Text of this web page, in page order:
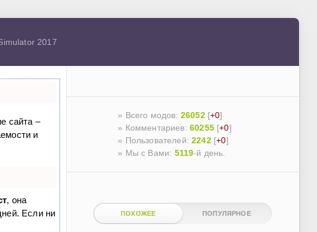
2017
сайта –
и
, она
Если ни
» Всего модов: 26052[+0]
» Комментариев: 60255[+0]
» Пользователей:2242[+0]
» Мы с Вами: 5119-й день.
ПОХОЖЕЕ ПОПУЛЯРНОЕ